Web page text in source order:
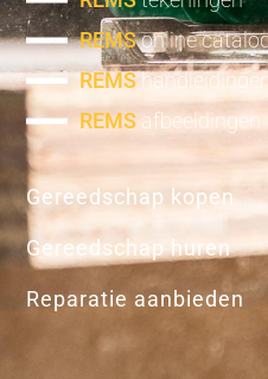
REMSonline
REMS
REMS afbeeldingen
Gereedschap kopen
Gereedschap huren
Reparatie aanbieden